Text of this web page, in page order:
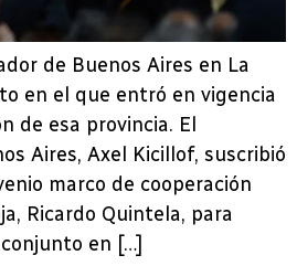
de Buenos Aires en La
en el que entró en vigencia
de esa provincia. El
Aires, Axel Kicillof, suscribió
marco de cooperación
Ricardo Quintela, para
en […]